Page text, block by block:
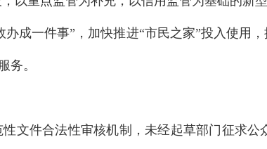
办成一件事”，加快推进“市民之家”投入使用
务。
文件合法性审核机制，未经起草部门征求